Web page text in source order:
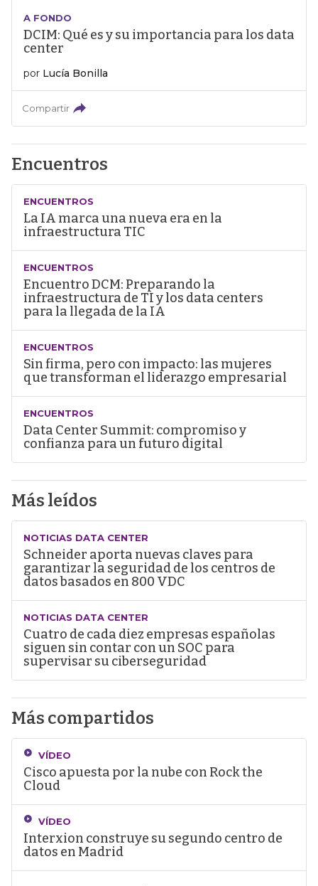
A FONDO
DCIM: Qué es y su importancia para los data
center
por Lucía Bonilla
Compartir
Encuentros
ENCUENTROS
La IA marca una nueva era en la
infraestructura TIC
ENCUENTROS
Encuentro DCM: Preparando la
infraestructura de TI y los data centers
para la llegada de la IA
ENCUENTROS
Sin firma, pero con impacto: las mujeres
que transforman el liderazgo empresarial
ENCUENTROS
Data Center Summit: compromiso y
confianza para un futuro digital
Más leídos
NOTICIAS DATA CENTER
Schneider aporta nuevas claves para
garantizar la seguridad de los centros de
datos basados en 800 VDC
NOTICIAS DATA CENTER
Cuatro de cada diez empresas españolas
siguen sin contar con un SOC para
supervisar su ciberseguridad
Más compartidos
VÍDEO
Cisco apuesta por la nube con Rock the
Cloud
VÍDEO
Interxion construye su segundo centro de
datos en Madrid